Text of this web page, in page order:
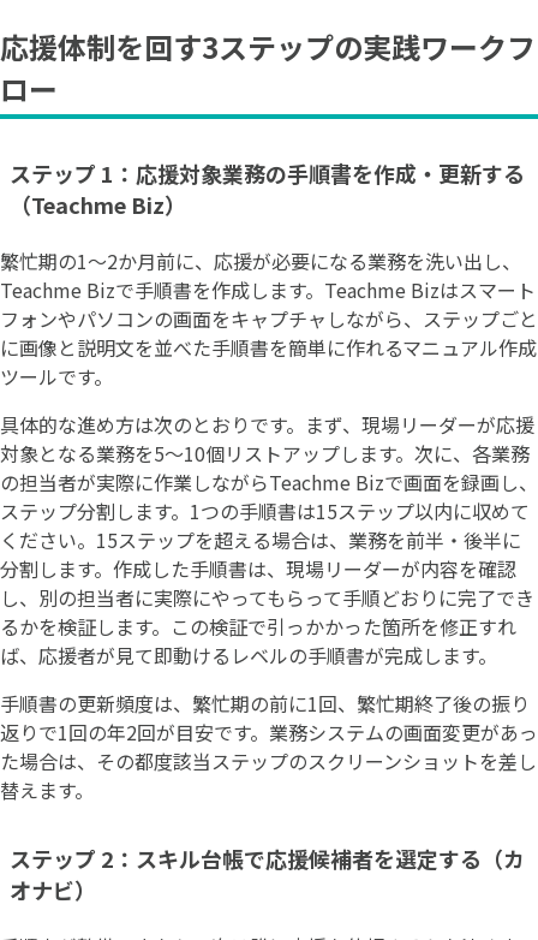
応援体制を回す3ステップの実践ワークフ
ロー
ステップ 1：応援対象業務の手順書を作成・更新する
（Teachme Biz）
繁忙期の1〜2か月前に、応援が必要になる業務を洗い出し、
Teachme Bizで手順書を作成します。Teachme Bizはスマート
フォンやパソコンの画面をキャプチャしながら、ステップごと
に画像と説明文を並べた手順書を簡単に作れるマニュアル作成
ツールです。
具体的な進め方は次のとおりです。まず、現場リーダーが応援
対象となる業務を5〜10個リストアップします。次に、各業務
の担当者が実際に作業しながらTeachme Bizで画面を録画し、
ステップ分割します。1つの手順書は15ステップ以内に収めて
ください。15ステップを超える場合は、業務を前半・後半に
分割します。作成した手順書は、現場リーダーが内容を確認
し、別の担当者に実際にやってもらって手順どおりに完了でき
るかを検証します。この検証で引っかかった箇所を修正すれ
ば、応援者が見て即動けるレベルの手順書が完成します。
手順書の更新頻度は、繁忙期の前に1回、繁忙期終了後の振り
返りで1回の年2回が目安です。業務システムの画面変更があっ
た場合は、その都度該当ステップのスクリーンショットを差し
替えます。
ステップ 2：スキル台帳で応援候補者を選定する（カ
オナビ）